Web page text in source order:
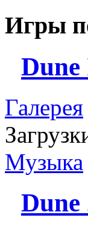
Игры
Галерея
Музыка
Dune